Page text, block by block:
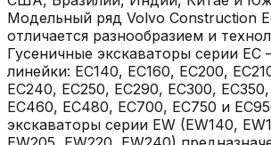
Модельный ряд Volvo Construction
отличается разнообразием и
Гусеничные экскаваторы серии
линейки: EC140, EC160, EC200,
EC240, EC250, EC290, EC300,
EC460, EC480, EC700, EC750 и
экскаваторы серии EW (EW140,